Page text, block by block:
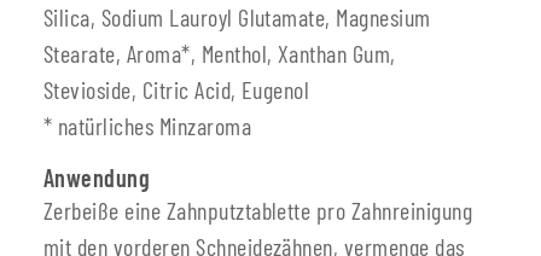
Silica, Sodium Lauroyl Glutamate, Magnesium
Stearate, Aroma*, Menthol, Xanthan Gum,
Stevioside, Citric Acid, Eugenol
* natürliches Minzaroma
Anwendung
Zerbeiße eine Zahnputztablette pro Zahnreinigung
mit den vorderen Schneidezähnen, vermenge das